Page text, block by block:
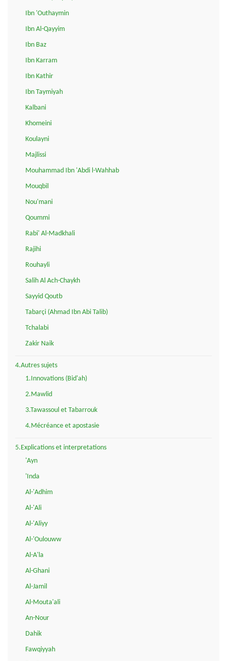
Ibn 'Outhaymin
Ibn Al-Qayyim
Ibn Baz
Ibn Karram
Ibn Kathir
Ibn Taymiyah
Kalbani
Khomeini
Koulayni
Majlissi
Mouhammad Ibn 'Abdi l-Wahhab
Mouqbil
Nou'mani
Qoummi
Rabi' Al-Madkhali
Rajihi
Rouhayli
Salih Al Ach-Chaykh
Sayyid Qoutb
Tabarçi (Ahmad Ibn Abi Talib)
Tchalabi
Zakir Naik
4.Autres sujets
1.Innovations (Bid'ah)
2.Mawlid
3.Tawassoul et Tabarrouk
4.Mécréance et apostasie
5.Explications et interpretations
'Ayn
'Inda
Al-'Adhim
Al-'Ali
Al-'Aliyy
Al-'Oulouww
Al-A'la
Al-Ghani
Al-Jamil
Al-Mouta'ali
An-Nour
Dahik
Fawqiyyah